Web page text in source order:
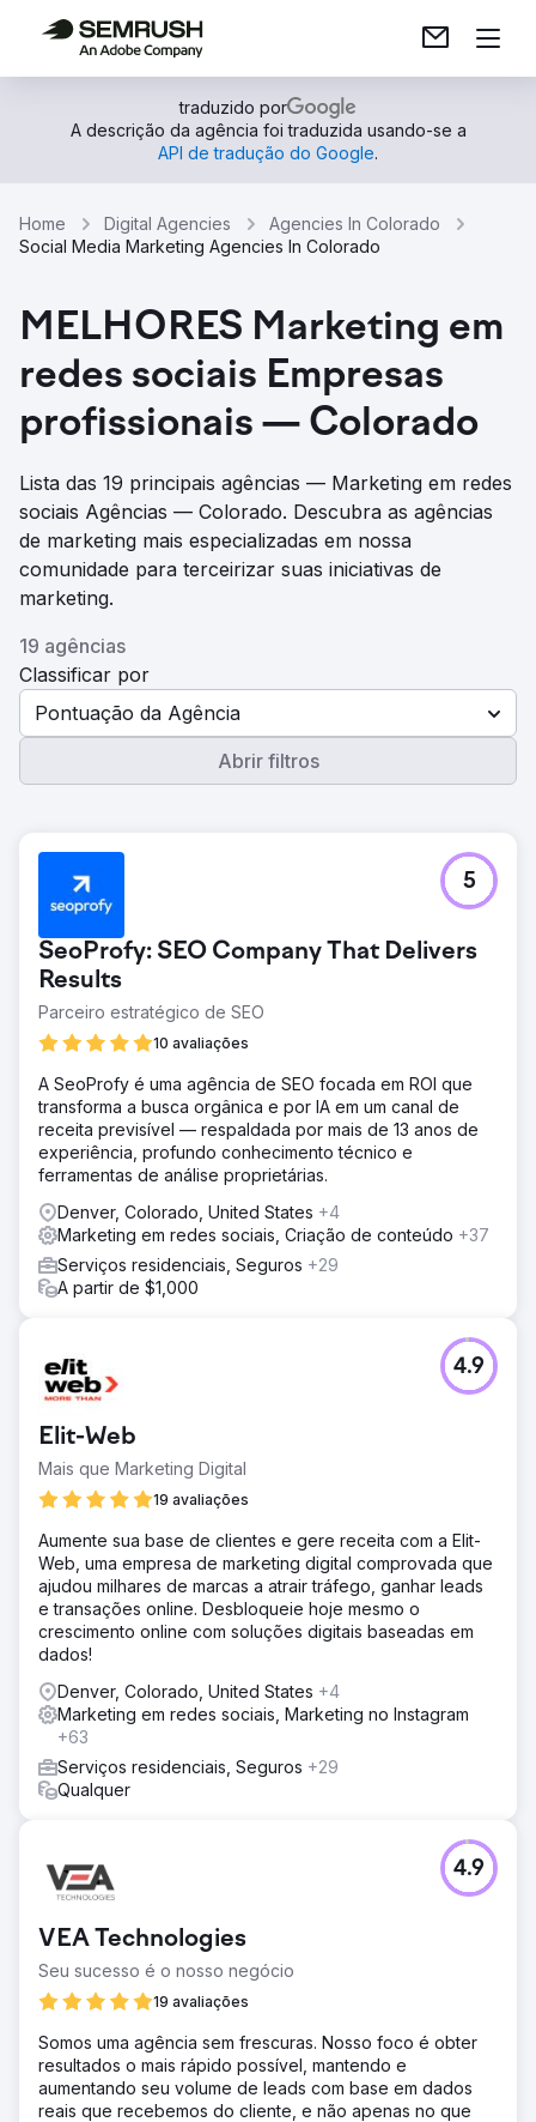
traduzido por
A descrição da agência foi traduzida usando-se a
API de tradução do Google.
Home Digital Agencies
Agencies In Colorado
Social Media Marketing Agencies In Colorado
MELHORES Marketing em
redes sociais Empresas
profissionais — Colorado
Lista das 19 principais agências — Marketing em redes
sociais Agências — Colorado. Descubra as agências
de marketing mais especializadas em nossa
comunidade para terceirizar suas iniciativas de
marketing.
19 agências
Classificar por
Pontuação da Agência
Abrir filtros
SeoProfy: SEO Company That Delivers
Results
Parceiro estratégico de SEO
10 avaliações
5
A SeoProfy é uma agência de SEO focada em ROI que
transforma a busca orgânica e por IA em um canal de
receita previsível — respaldada por mais de 13 anos de
experiência, profundo conhecimento técnico e
ferramentas de análise proprietárias.
Denver, Colorado, United States +4
Marketing em redes sociais, Criação de conteúdo +37
Serviços residenciais, Seguros +29
A partir de $1,000
Elit-Web
Mais que Marketing Digital
19 avaliações
4.9
Aumente sua base de clientes e gere receita com a Elit-
Web, uma empresa de marketing digital comprovada que
ajudou milhares de marcas a atrair tráfego, ganhar leads
e transações online. Desbloqueie hoje mesmo o
crescimento online com soluções digitais baseadas em
dados!
Denver, Colorado, United States +4
Marketing em redes sociais, Marketing no Instagram
+63
Serviços residenciais, Seguros +29
Qualquer
VEA Technologies
Seu sucesso é o nosso negócio
19 avaliações
4.9
Somos uma agência sem frescuras. Nosso foco é obter
resultados o mais rápido possível, mantendo e
aumentando seu volume de leads com base em dados
reais que recebemos do cliente, e não apenas no que